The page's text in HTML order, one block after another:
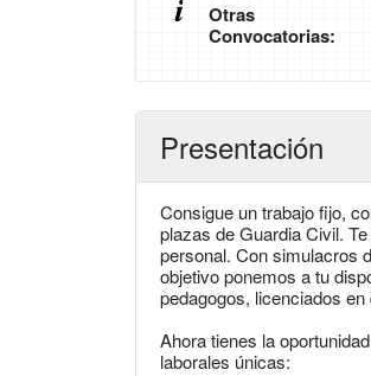
Otras
Convocatorias:
Presentación
Consigue un trabajo fijo,
plazas de Guardia Civil.
personal. Con simulacros
objetivo ponemos a tu
pedagogos, licenciados
Ahora tienes la
laborales únicas: